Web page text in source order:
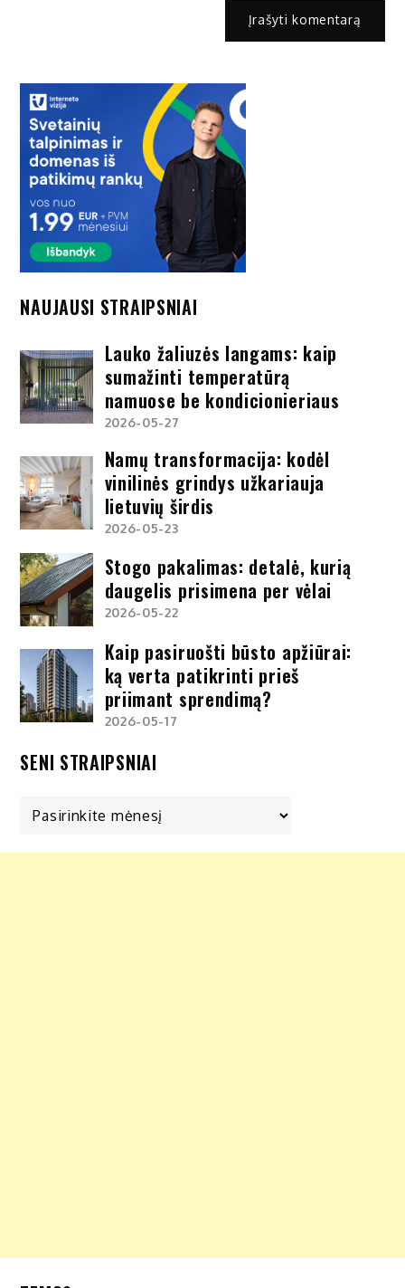
NAUJAUSI STRAIPSNIAI
Lauko žaliuzės langams: kaip
sumažinti temperatūrą
namuose be kondicionieriaus
2026-05-27
Namų transformacija: kodėl
vinilinės grindys užkariauja
lietuvių širdis
2026-05-23
Stogo pakalimas: detalė, kurią
daugelis prisimena per vėlai
2026-05-22
Kaip pasiruošti būsto apžiūrai:
ką verta patikrinti prieš
priimant sprendimą?
2026-05-17
SENI STRAIPSNIAI